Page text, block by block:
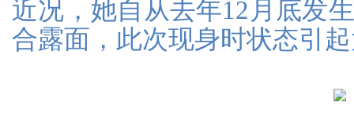
近况，她自从去年12月底发
合露面，此次现身时状态引